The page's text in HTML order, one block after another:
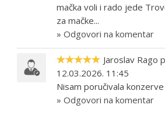
mačka voli i rado jede
za mačke...
» Odgovori na komentar
Jaroslav Rago
12.03.2026. 11:45
Nisam poručivala konzerve
» Odgovori na komentar